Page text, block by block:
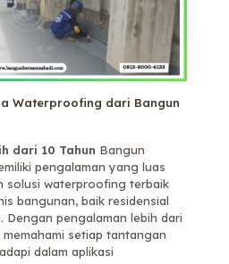
Waterproofing dari Bangun
dari 10 Tahun Bangun
pengalaman yang luas
solusi waterproofing terbaik
bangunan, baik residensial
Dengan pengalaman lebih dari
memahami setiap tantangan
dalam aplikasi